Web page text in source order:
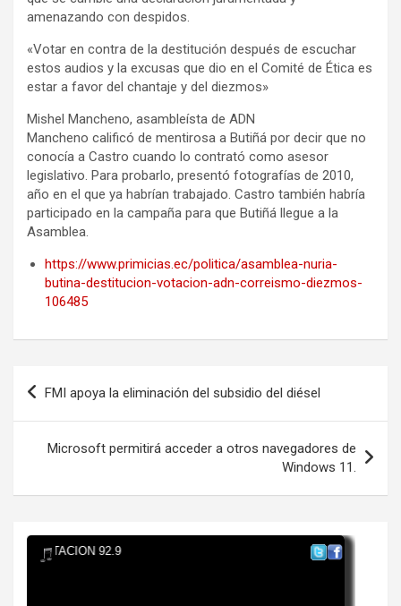
amenazando con despidos.
«Votar en contra de la destitución después de escuchar
estos audios y la excusas que dio en el Comité de Ética es
estar a favor del chantaje y del diezmos»
Mishel Mancheno, asambleísta de ADN
Mancheno calificó de mentirosa a Butiñá por decir que no
conocía a Castro cuando lo contrató como asesor
legislativo. Para probarlo, presentó fotografías de 2010,
año en el que ya habrían trabajado. Castro también habría
participado en la campaña para que Butiñá llegue a la
Asamblea.
https://www.primicias.ec/politica/asamblea-nuria-
butina-destitucion-votacion-adn-correismo-diezmos-
106485
Navegación
entradas
FMI apoya la eliminación del subsidio del diésel
Microsoft permitirá acceder a otros navegadores de
Windows 11.